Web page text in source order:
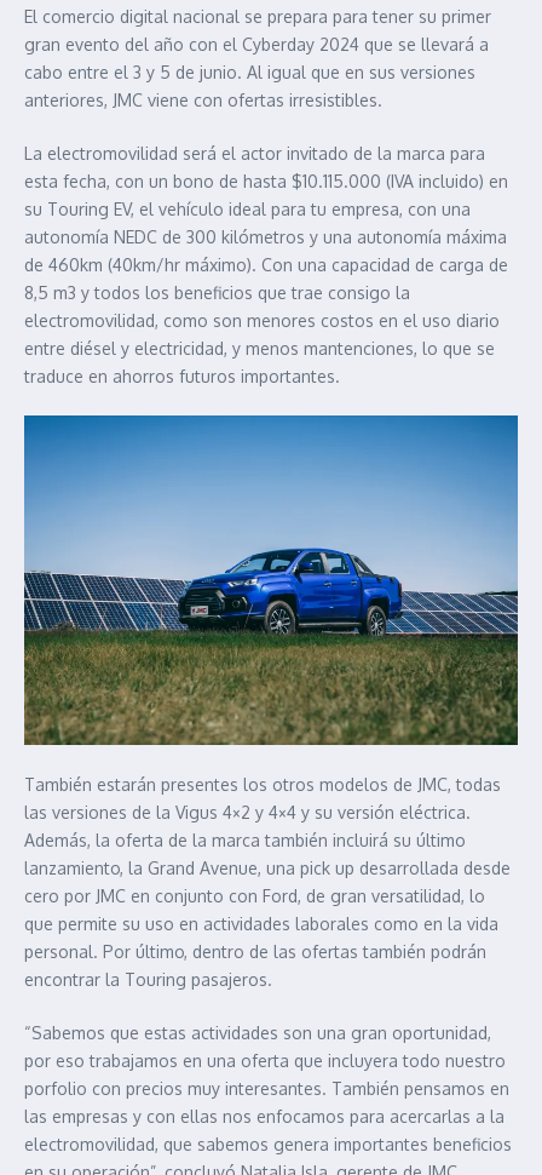
El comercio digital nacional se prepara para tener su primer
gran evento del año con el Cyberday 2024 que se llevará a
cabo entre el 3 y 5 de junio. Al igual que en sus versiones
anteriores, JMC viene con ofertas irresistibles.
La electromovilidad será el actor invitado de la marca para
esta fecha, con un bono de hasta $10.115.000 (IVA incluido) en
su Touring EV, el vehículo ideal para tu empresa, con una
autonomía NEDC de 300 kilómetros y una autonomía máxima
de 460km (40km/hr máximo). Con una capacidad de carga de
8,5 m3 y todos los beneficios que trae consigo la
electromovilidad, como son menores costos en el uso diario
entre diésel y electricidad, y menos mantenciones, lo que se
traduce en ahorros futuros importantes.
También estarán presentes los otros modelos de JMC, todas
las versiones de la Vigus 4×2 y 4×4 y su versión eléctrica.
Además, la oferta de la marca también incluirá su último
lanzamiento, la Grand Avenue, una pick up desarrollada desde
cero por JMC en conjunto con Ford, de gran versatilidad, lo
que permite su uso en actividades laborales como en la vida
personal. Por último, dentro de las ofertas también podrán
encontrar la Touring pasajeros.
“Sabemos que estas actividades son una gran oportunidad,
por eso trabajamos en una oferta que incluyera todo nuestro
porfolio con precios muy interesantes. También pensamos en
las empresas y con ellas nos enfocamos para acercarlas a la
electromovilidad, que sabemos genera importantes beneficios